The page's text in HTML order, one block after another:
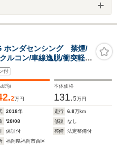
ホンダセンシング 禁煙/
ルコン/車線逸脱/衝突軽
付
総額
2万円
本体価格
131.5万円
2018年 走行 6.8万km
'28/08 修復
なし
保証付 整備
法定整備付
福岡県福岡市西区